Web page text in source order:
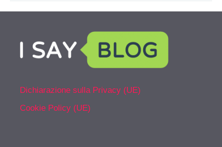
Dichiarazione sulla Privacy (UE)
Cookie Policy (UE)